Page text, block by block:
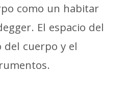
como un habitar
El espacio del
cuerpo y el